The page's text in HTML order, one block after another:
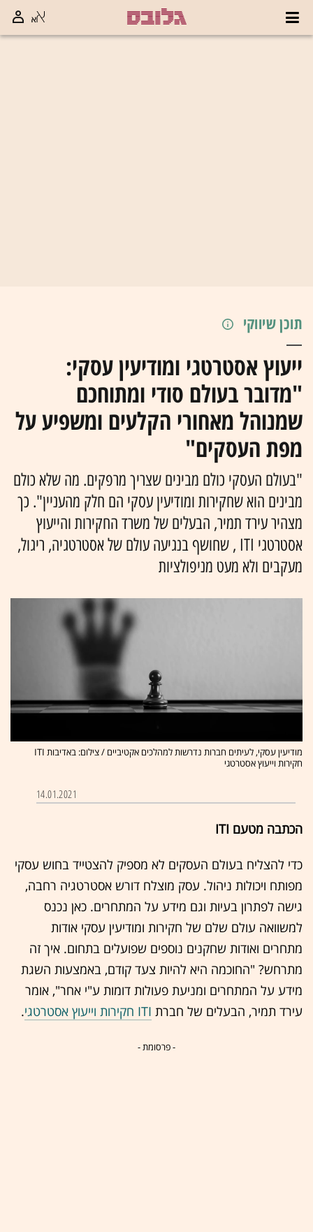
תוכן שיווקי
ייעוץ אסטרטגי ומודיעין עסקי:
"מדובר בעולם סודי ומתוחכם
שמנוהל מאחורי הקלעים ומשפיע על
מפת העסקים"
"בעולם העסקי כולם מבינים שצריך מרפקים. מה שלא כולם
מבינים הוא שחקירות ומודיעין עסקי הם חלק מהעניין". כך
מצהיר עירד תמיר, הבעלים של משרד החקירות והייעוץ
אסטרטגי ITI , שחושף בנגיעה עולם של אסטרטגיה, ריגול,
מעקבים ולא מעט מניפולציות
מודיעין עסקי, לעיתים חברות נדרשות למהלכים אקטיביים / צילום: באדיבות ITI
חקירות וייעוץ אסטרטגי
14.01.2021
הכתבה מטעם ITI
כדי להצליח בעולם העסקים לא מספיק להצטייד בחוש עסקי
מפותח ויכולות ניהול. עסק מוצלח דורש אסטרטגיה רחבה,
גישה לפתרון בעיות וגם מידע על המתחרים. כאן נכנס
למשוואה עולם שלם של חקירות ומודיעין עסקי אודות
מתחרים ואודות שחקנים נוספים שפועלים בתחום. איך זה
מתרחש? "החוכמה היא להיות צעד קודם, באמצעות השגת
מידע על המתחרים ומניעת פעולות דומות ע"י אחר", אומר
עירד תמיר, הבעלים של חברת ITI חקירות וייעוץ אסטרטגי .
- פרסומת -